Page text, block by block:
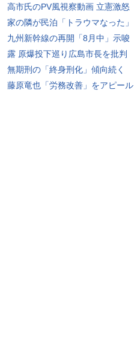
高市氏のPV風視察動画 立憲激怒
家の隣が民泊「トラウマなった」
九州新幹線の再開「8月中」示唆
露 原爆投下巡り広島市長を批判
無期刑の「終身刑化」傾向続く
藤原竜也「労務改善」をアピール